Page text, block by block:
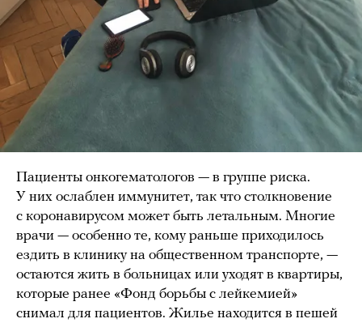
Пациенты онкогематологов — в группе риска.
У них ослаблен иммунитет, так что столкновение
с коронавирусом может быть летальным. Многие
врачи — особенно те, кому раньше приходилось
ездить в клинику на общественном транспорте, —
остаются жить в больницах или уходят в квартиры,
которые ранее «Фонд борьбы с лейкемией»
снимал для пациентов. Жилье находится в пешей